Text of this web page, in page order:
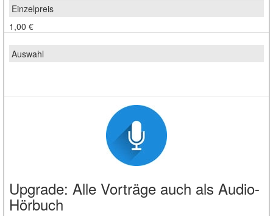
1,00 €
Upgrade: Alle Vorträge auch als Audio-
Hörbuch